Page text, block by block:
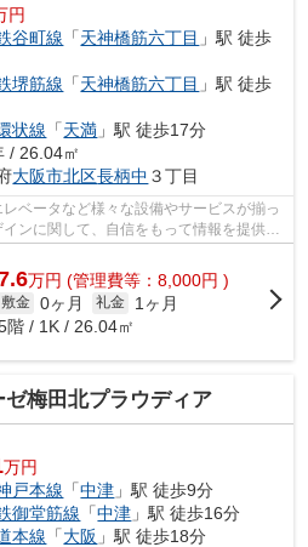
円
谷町線 「天神橋筋六丁目 」駅 徒歩
堺筋線 「天神橋筋六丁目 」駅 徒歩
状線 「天満 」駅 徒歩17分
/ 26.04㎡
大阪市北区長柄中 ３丁目
ベータなど様々な設備やサービスが揃っ
ンに関して、自信をもって情報を提供で
万円 (管理費等：8,000円 )
敷金 0ヶ月 礼金
1ヶ月
階 / 1K / 26.04㎡
ゼ梅田北プラウディア
万円
戸本線 「中津 」駅 徒歩9分
御堂筋線 「中津 」駅 徒歩16分
本線 「大阪 」駅 徒歩18分